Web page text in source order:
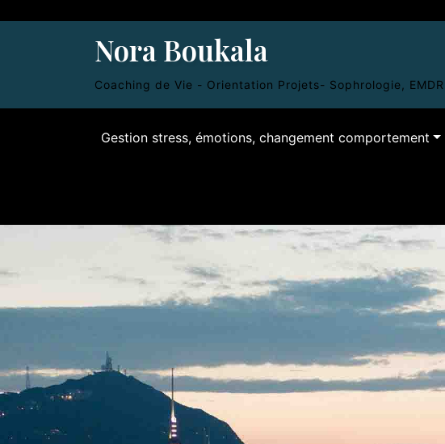
Nora Boukala
Coaching de Vie - Orientation Projets- Sophrologie, EMDR
Gestion stress, émotions, changement comportement